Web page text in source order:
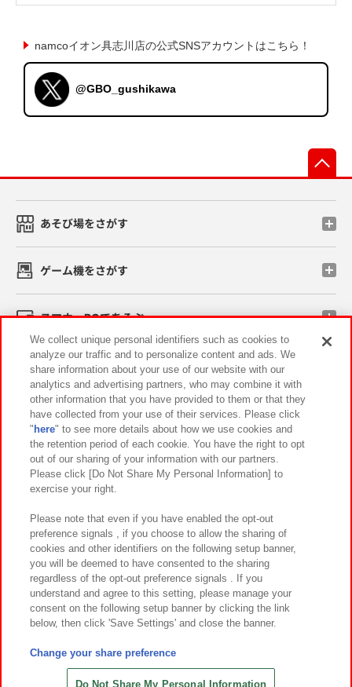
namcoイオン具志川店の公式SNSアカウントはこちら！
@GBO_gushikawa
あそび場をさがす
ゲーム機をさがす
スマホ・PCであそぶ
イベント・キャンペーン
関連会社 サステナビリティ サイトポリシー
プライバシーポリシー ウェブアクセシビリティ方針と検証結果
お取引先さまとともに
カスタマーハラスメント対応方針 よくあるご質問・お問い合わせ
©Bandai Namco Amusement Inc.
©Bandai Namco Amusement Lab Inc.
©HANAYASHIKI Co., Ltd. All Rights Reserved.
We collect unique personal identifiers such as cookies to
analyze our traffic and to personalize content and ads. We
share information about your use of our website with our
analytics and advertising partners, who may combine it with
other information that you have provided to them or that they
have collected from your use of their services. Please click
" here" to see more details about how we use cookies and
the retention period of each cookie. You have the right to opt
out of our sharing of your information with our partners.
Please click [Do Not Share My Personal Information] to
exercise your right.
Please note that even if you have enabled the opt-out
preference signals , if you choose to allow the sharing of
cookies and other identifiers on the following setup banner,
you will be deemed to have consented to the sharing
regardless of the opt-out preference signals . If you
understand and agree to this setting, please manage your
consent on the following setup banner by clicking the link
below, then click 'Save Settings' and close the banner.
Change your share preference
Do Not Share My Personal Information